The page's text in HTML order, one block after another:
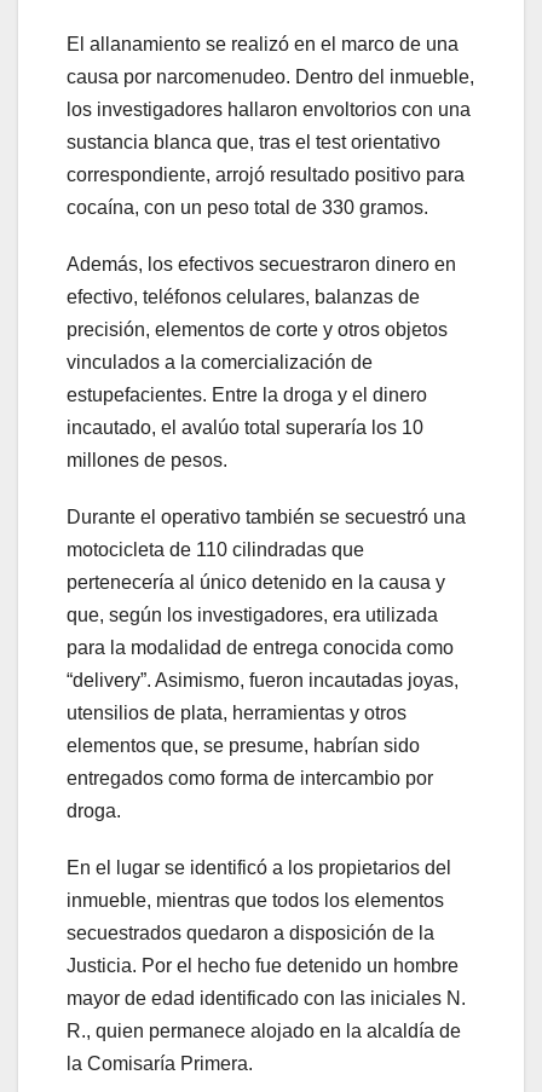
El allanamiento se realizó en el marco de una
causa por narcomenudeo. Dentro del inmueble,
los investigadores hallaron envoltorios con una
sustancia blanca que, tras el test orientativo
correspondiente, arrojó resultado positivo para
cocaína, con un peso total de 330 gramos.
Además, los efectivos secuestraron dinero en
efectivo, teléfonos celulares, balanzas de
precisión, elementos de corte y otros objetos
vinculados a la comercialización de
estupefacientes. Entre la droga y el dinero
incautado, el avalúo total superaría los 10
millones de pesos.
Durante el operativo también se secuestró una
motocicleta de 110 cilindradas que
pertenecería al único detenido en la causa y
que, según los investigadores, era utilizada
para la modalidad de entrega conocida como
“delivery”. Asimismo, fueron incautadas joyas,
utensilios de plata, herramientas y otros
elementos que, se presume, habrían sido
entregados como forma de intercambio por
droga.
En el lugar se identificó a los propietarios del
inmueble, mientras que todos los elementos
secuestrados quedaron a disposición de la
Justicia. Por el hecho fue detenido un hombre
mayor de edad identificado con las iniciales N.
R., quien permanece alojado en la alcaldía de
la Comisaría Primera.